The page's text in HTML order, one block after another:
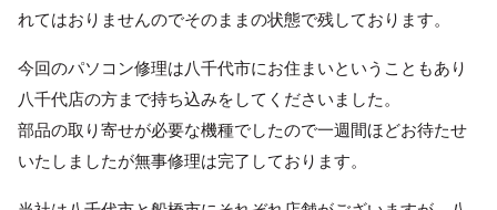
れてはおりませんのでそのままの状態で残しております。
今回のパソコン修理は八千代市にお住まいということもあり
八千代店の方まで持ち込みをしてくださいました。
部品の取り寄せが必要な機種でしたので一週間ほどお待たせ
いたしましたが無事修理は完了しております。